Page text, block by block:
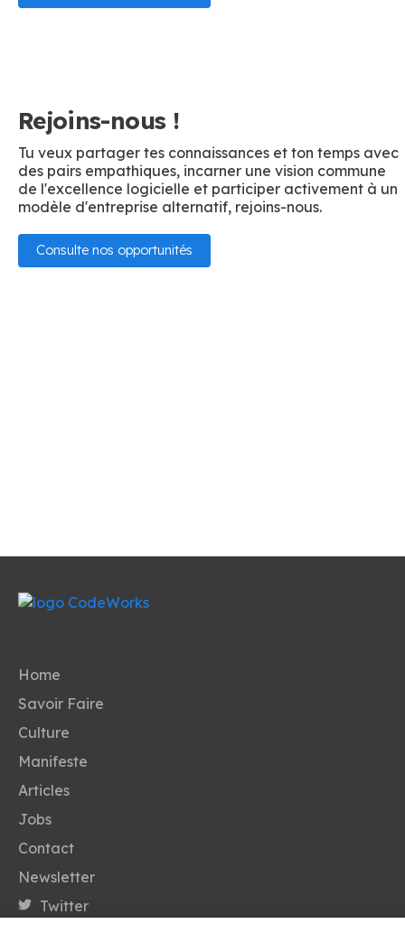
Rejoins-nous !
Tu veux partager tes connaissances et ton temps avec
des pairs empathiques, incarner une vision commune
de l'excellence logicielle et participer activement à un
modèle d'entreprise alternatif, rejoins-nous.
Consulte nos opportunités
Home
Savoir Faire
Culture
Manifeste
Articles
Jobs
Contact
Newsletter
Twitter